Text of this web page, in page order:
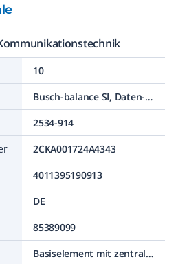
10
Busch-balance SI, Daten-Kommunikations-Technik
2534-914
2CKA001724A4343
4011395190913
DE
85389099
Basiselement mit zentraler Abdeckplatte